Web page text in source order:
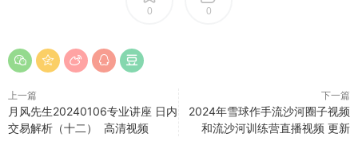
0 0
上一篇
月风先生20240106专业讲座 日内
交易解析（十二） 高清视频
下一篇
2024年雪球作手流沙河圈子视频
和流沙河训练营直播视频 更新